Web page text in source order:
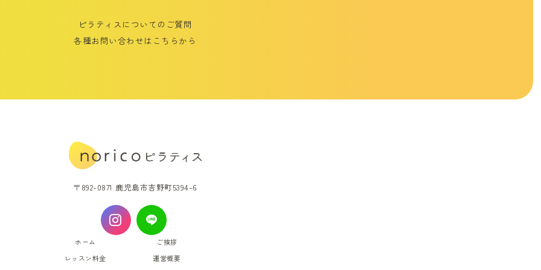
ピラティスについてのご質問
各種お問い合わせはこちらから
〒892-0871 鹿児島市吉野町5394-6
ホーム
レッスン料金
ご挨拶
運営概要